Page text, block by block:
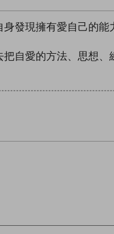
發現擁有愛自己的
自愛的方法、思想、